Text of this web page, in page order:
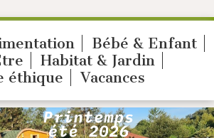
Bébé & Enfant
Habitat & Jardin
éthique
Vacances